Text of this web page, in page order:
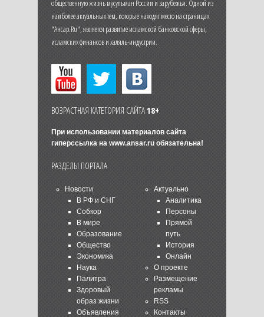
общественную жизнь мусульман России и зарубежья. Одной из
наиболее актуальных тем, которые находят место на страницах
"Ансар.Ru", является развитие исламской банковской сферы,
исламских финансов и халяль-индустрии.
ВОЗРАСТНАЯ КАТЕГОРИЯ САЙТА18+
При использовании материалов сайта
гиперссылка на www.ansar.ruобязательна!
РАЗДЕЛЫ ПОРТАЛА
Новости
В РФ и СНГ
Собкор
В мире
Образование
Общество
Экономика
Наука
Палитра
Здоровый
образ жизни
Объявления
Актуально
Аналитика
Персоны
Прямой
путь
История
Онлайн
О проекте
Размещение
рекламы
RSS
Контакты